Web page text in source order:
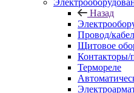
Назад
Провод/
Щитовое
Контакторы/
Термореле